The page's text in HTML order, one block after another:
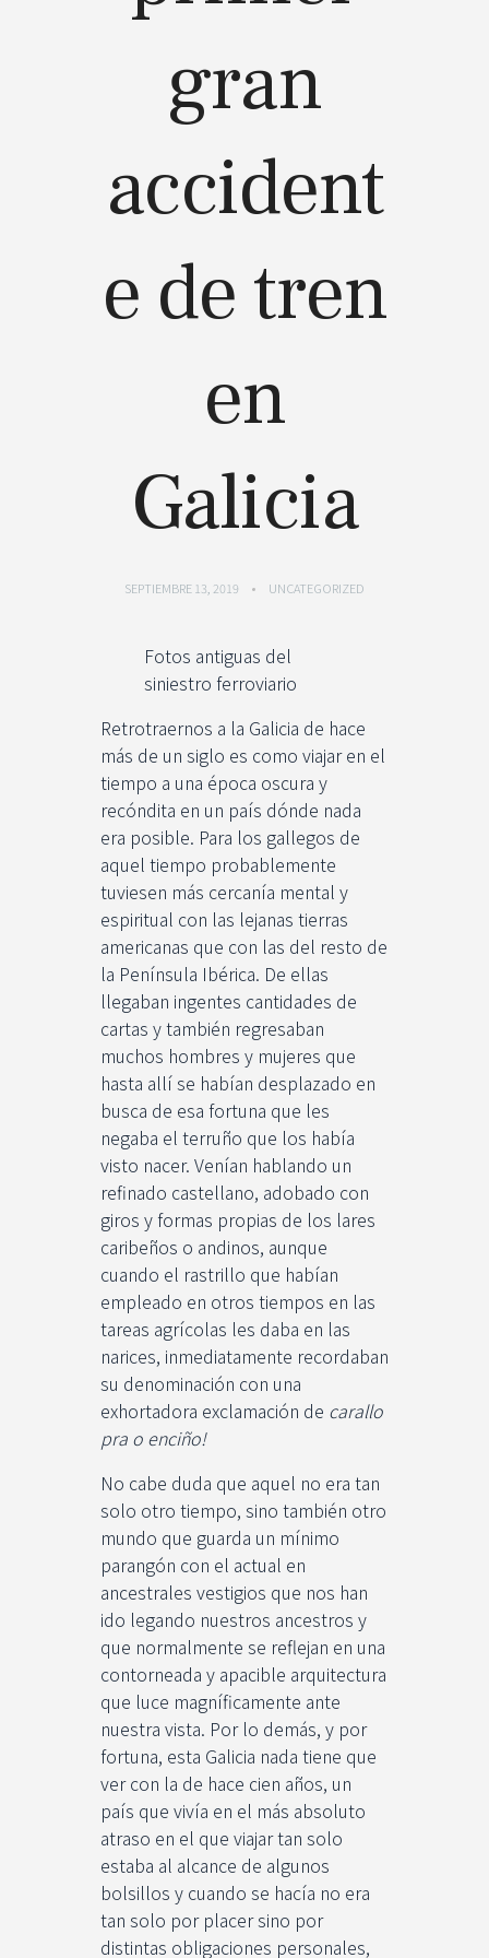
gran
accident
e de tren
en
Galicia
SEPTIEMBRE 13, 2019 UNCATEGORIZED
Fotos antiguas del
siniestro ferroviario
Retrotraernos a la Galicia de hace
más de un siglo es como viajar en el
tiempo a una época oscura y
recóndita en un país dónde nada
era posible. Para los gallegos de
aquel tiempo probablemente
tuviesen más cercanía mental y
espiritual con las lejanas tierras
americanas que con las del resto de
la Península Ibérica. De ellas
llegaban ingentes cantidades de
cartas y también regresaban
muchos hombres y mujeres que
hasta allí se habían desplazado en
busca de esa fortuna que les
negaba el terruño que los había
visto nacer. Venían hablando un
refinado castellano, adobado con
giros y formas propias de los lares
caribeños o andinos, aunque
cuando el rastrillo que habían
empleado en otros tiempos en las
tareas agrícolas les daba en las
narices, inmediatamente recordaban
su denominación con una
exhortadora exclamación de carallo
pra o enciño!
No cabe duda que aquel no era tan
solo otro tiempo, sino también otro
mundo que guarda un mínimo
parangón con el actual en
ancestrales vestigios que nos han
ido legando nuestros ancestros y
que normalmente se reflejan en una
contorneada y apacible arquitectura
que luce magníficamente ante
nuestra vista. Por lo demás, y por
fortuna, esta Galicia nada tiene que
ver con la de hace cien años, un
país que vivía en el más absoluto
atraso en el que viajar tan solo
estaba al alcance de algunos
bolsillos y cuando se hacía no era
tan solo por placer sino por
distintas obligaciones personales,